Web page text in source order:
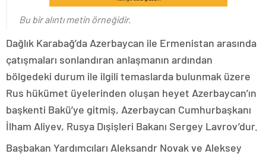
Bu bir alıntı metin örneğidir.
Dağlık Karabağ’da Azerbaycan ile Ermenistan arasında
çatışmaları sonlandıran anlaşmanın ardından
bölgedeki durum ile ilgili temaslarda bulunmak üzere
Rus hükümet üyelerinden oluşan heyet Azerbaycan’ın
başkenti Bakü’ye gitmiş, Azerbaycan Cumhurbaşkanı
İlham Aliyev, Rusya Dışişleri Bakanı Sergey Lavrov’dur.
Başbakan Yardımcıları Aleksandr Novak ve Aleksey